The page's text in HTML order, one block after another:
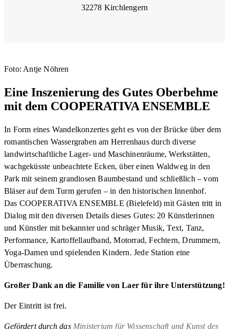
32278 Kirchlengern
Foto: Antje Nöhren
Eine Inszenierung des Gutes Oberbehme
mit dem COOPERATIVA ENSEMBLE
In Form eines Wandelkonzertes geht es von der Brücke über dem
romantischen Wassergraben am Herrenhaus durch diverse
landwirtschaftliche Lager- und Maschinenräume, Werkstätten,
wachgeküsste unbeachtete Ecken, über einen Waldweg in den
Park mit seinem grandiosen Baumbestand und schließlich – vom
Bläser auf dem Turm gerufen – in den historischen Innenhof.
Das COOPERATIVA ENSEMBLE (Bielefeld) mit Gästen tritt in
Dialog mit den diversen Details dieses Gutes: 20 Künstlerinnen
und Künstler mit bekannter und schräger Musik, Text, Tanz,
Performance, Kartoffellaufband, Motorrad, Fechtern, Drummern,
Yoga-Damen und spielenden Kindern. Jede Station eine
Überraschung.
Großer Dank an die Familie von Laer für ihre Unterstützung!
Der Eintritt ist frei.
Gefördert durch das Ministerium für Wissenschaft und Kunst des